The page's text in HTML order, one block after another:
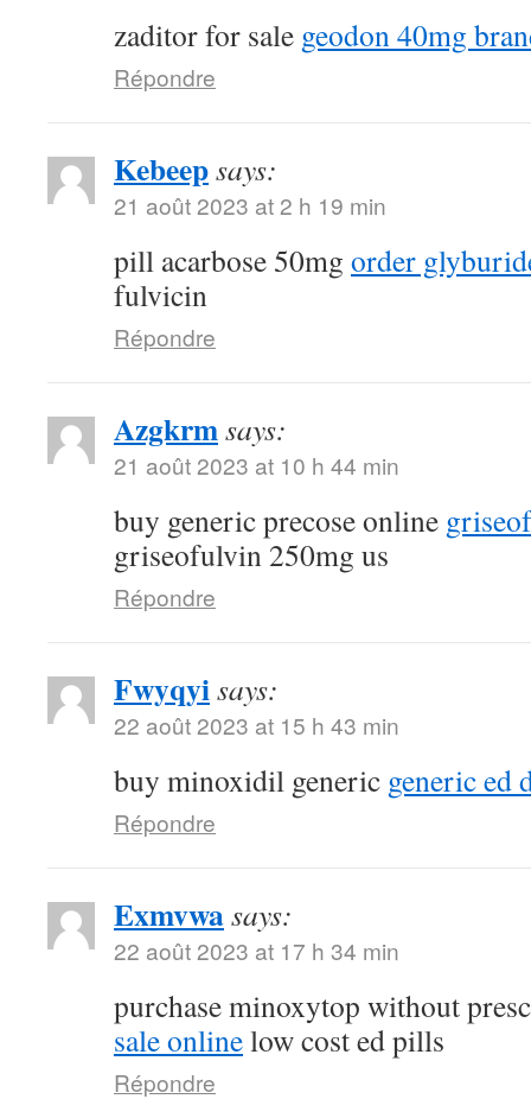
zaditor for sale geodon 40mg
Répondre
Kebeepsays:
21 août 2023 at 2 h 19 min
pill acarbose 50mg order
fulvicin
Répondre
Azgkrmsays:
21 août 2023 at 10 h 44 min
buy generic precose online
griseofulvin 250mg us
Répondre
Fwyqyisays:
22 août 2023 at 15 h 43 min
buy minoxidil generic generic ed
Répondre
Exmvwasays:
22 août 2023 at 17 h 34 min
purchase minoxytop without
sale onlinelow cost ed pills
Répondre